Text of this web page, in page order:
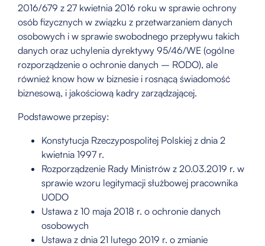
2016/679 z 27 kwietnia 2016 roku w sprawie ochrony
osób fizycznych w związku z przetwarzaniem danych
osobowych i w sprawie swobodnego przepływu takich
danych oraz uchylenia dyrektywy 95/46/WE (ogólne
rozporządzenie o ochronie danych – RODO), ale
również know how w biznesie i rosnącą świadomość
biznesową, i jakościową kadry zarządzającej.
Podstawowe przepisy:
Konstytucja Rzeczypospolitej Polskiej z dnia 2
kwietnia 1997 r.
Rozporządzenie Rady Ministrów z 20.03.2019 r. w
sprawie wzoru legitymacji służbowej pracownika
UODO
Ustawa z 10 maja 2018 r. o ochronie danych
osobowych
Ustawa z dnia 21 lutego 2019 r. o zmianie